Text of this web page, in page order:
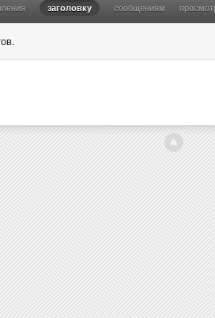
заголовку сообщениям